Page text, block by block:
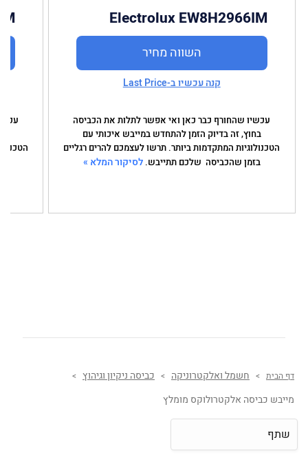
Electrolux EW8H2966IM
השווה מחיר
קנה עכשיו ב-Last Price
עכשיו שהחורף כבר כאן ואי אפשר לתלות את הכביסה
בחוץ, זה בדיוק הזמן להתחדש במייבש איכותי עם
הטכנולוגיות המתקדמות ביותר. תרשו לעצמכם להרים רגליים
בזמן שהכביסה שלכם תתייבש.לסיקור המלא »
דף הבית > חשמל ואלקטרוניקה > כביסה ניקיון וגיהוץ >
מייבש כביסה אלקטרולוקס מומלץ
שתף